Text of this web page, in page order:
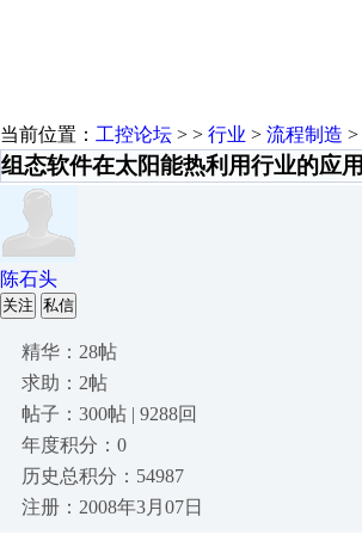
当前位置： 工控论坛 > > 行业 > 流程制造 >
组态软件在太阳能热利用行业的应用
陈石头
关注 私信
精华：28帖
求助：2帖
帖子：300帖 | 9288回
年度积分：0
历史总积分：54987
注册：2008年3月07日